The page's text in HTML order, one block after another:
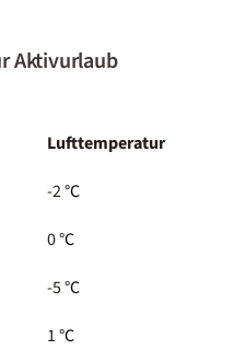
Aktivurlaub
Lufttemperatur
-2°C
0°C
-5°C
1°C